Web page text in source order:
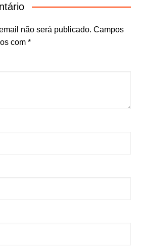
não será publicado. Campos
com *